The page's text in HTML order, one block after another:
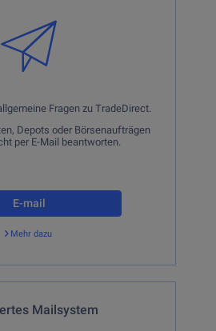
Fragen zu TradeDirect.
Depots oder Börsenaufträgen
per E-Mail beantworten.
E-mail
Mehr dazu
wir nicht per E-Mail beantworten.
Zurück
Mailsystem
oder Fragen zu Ihren Konten oder